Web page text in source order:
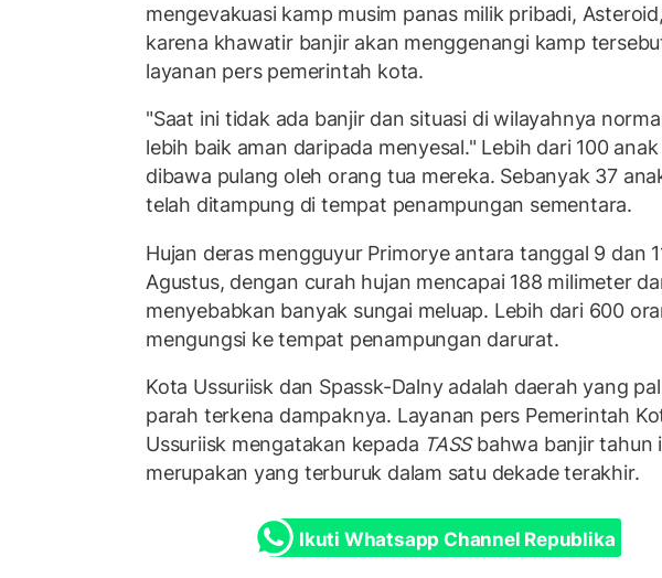
mengevakuasi kamp musim panas milik pribadi,
karena khawatir banjir akan menggenangi kamp
layanan pers pemerintah kota.
"Saat ini tidak ada banjir dan situasi di wilayahnya
lebih baik aman daripada menyesal." Lebih dari 100
dibawa pulang oleh orang tua mereka. Sebanyak 37
telah ditampung di tempat penampungan sementara.
Hujan deras mengguyur Primorye antara tanggal 9 dan
Agustus, dengan curah hujan mencapai 188 milimeter
menyebabkan banyak sungai meluap. Lebih dari 600
mengungsi ke tempat penampungan darurat.
Kota Ussuriisk dan Spassk-Dalny adalah daerah yang
parah terkena dampaknya. Layanan pers Pemerintah
Ussuriisk mengatakan kepada TASSbahwa banjir tahun
merupakan yang terburuk dalam satu dekade terakhir.
Ikuti Whatsapp Channel Republika